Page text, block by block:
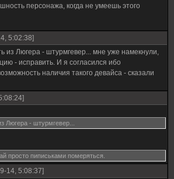
персонажа, когда не умеешь этого
5:02:38]
из Люгера - штурмгевер... мне уже намекнули,
- исправить. И я согласился ибо
наличия такого девайса - сказали
Люгера - штурмгевер...
просто пиписьками померяться.
14, 5:08:37]